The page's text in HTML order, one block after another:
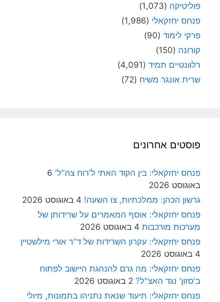
פוליטיקה (1,073)
פנחס יחזקאלי (1,986)
פרקי לימוד (90)
קורונה (150)
רלוונטיים תמיד (4,091)
שרית אונגר משיח (72)
פוסטים אחרונים
פנחס יחזקאלי: בין הקוד האתי ל'רוח צה"ל' 6
באוגוסט 2026
גרשון הכהן: ממלכתיות, צו השעה! 4 באוגוסט 2026
פנחס יחזקאלי: אוסף המאמרים על שרידותן של
מערכות מורכבות 4 באוגוסט 2026
פנחס יחזקאלי: עקרון השרידות של ד"ר אורי מילשטיין
4 באוגוסט 2026
פנחס יחזקאלי: מה גרם להנהגת היישוב לפתוח
ב'סזון' נגד האצ"ל? 2 באוגוסט 2026
פנחס יחזקאלי: תיעוד שנאת נתניהו בתמונות, מיולי